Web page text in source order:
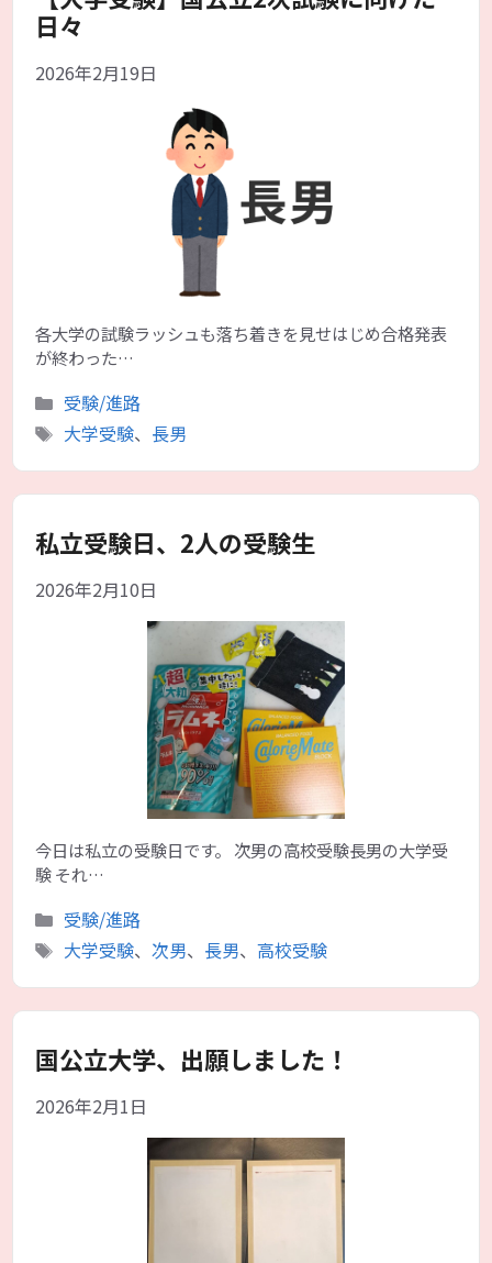
日々
2026年2月19日
各大学の試験ラッシュも落ち着きを見せはじめ合格発表
が終わった…
カ
テ
リ
受験/進路
タ
大学受験、 長男
私立受験日、2人の受験生
2026年2月10日
今日は私立の受験日です。 次男の高校受験長男の大学受
験 それ…
カ
テ
リ
受験/進路
タ
大学受験、 次男、 長男、 高校受験
国公立大学、出願しました！
2026年2月1日